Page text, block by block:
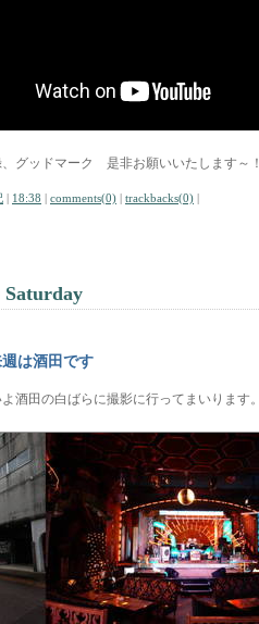
グッドマーク 是非お願いいたします～！
| 18:38 | comments(0) | trackbacks(0) |
Saturday
は酒田です
酒田の白ばらに撮影に行ってまいります。